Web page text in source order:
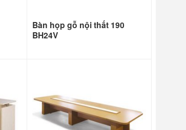
Bàn họp gỗ nội thất 190
BH24V